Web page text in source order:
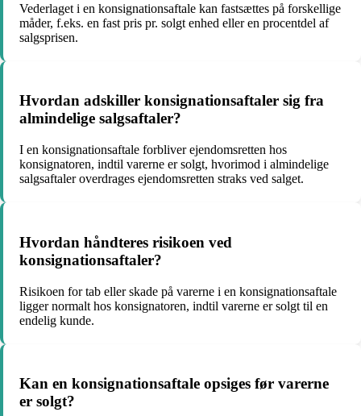
Vederlaget i en konsignationsaftale kan fastsættes på forskellige
måder, f.eks. en fast pris pr. solgt enhed eller en procentdel af
salgsprisen.
Hvordan adskiller konsignationsaftaler sig fra
almindelige salgsaftaler?
I en konsignationsaftale forbliver ejendomsretten hos
konsignatoren, indtil varerne er solgt, hvorimod i almindelige
salgsaftaler overdrages ejendomsretten straks ved salget.
Hvordan håndteres risikoen ved
konsignationsaftaler?
Risikoen for tab eller skade på varerne i en konsignationsaftale
ligger normalt hos konsignatoren, indtil varerne er solgt til en
endelig kunde.
Kan en konsignationsaftale opsiges før varerne
er solgt?